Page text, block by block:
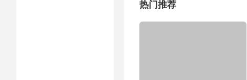
热门推荐